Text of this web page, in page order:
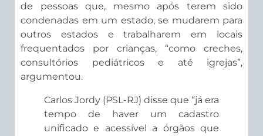
de pessoas que, mesmo após terem sido
condenadas em um estado, se mudarem para
outros estados e trabalharem em locais
frequentados por crianças, “como creches,
consultórios pediátricos e até igrejas”,
argumentou.
Carlos Jordy (PSL-RJ) disse que “já era
tempo de haver um cadastro
unificado e acessível a órgãos que